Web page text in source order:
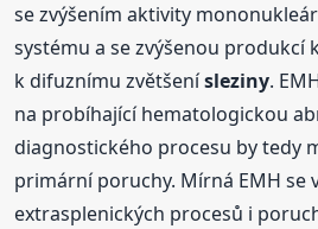
se zvýšením aktivity
systému a se zvýšenou produkcí
k difuznímu zvětšenísleziny.
na probíhající hematologickou
diagnostického procesu by tedy
primární poruchy. Mírná EMH se
extrasplenických procesů i